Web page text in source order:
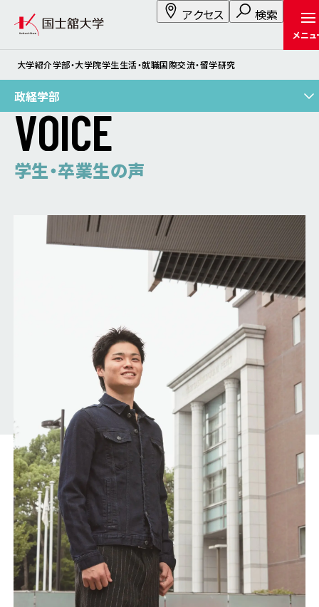
アクセス 検索
メニュ
大学紹介学部・大学院学生生活・就職国際交流・留学研究
VOICE
学生・卒業生の声
政経学部